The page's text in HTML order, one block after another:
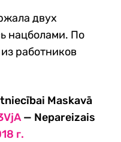
двух
нацболами. По
работников
Maskavā
— Nepareizais
г.